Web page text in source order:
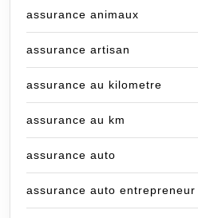
assurance animaux
assurance artisan
assurance au kilometre
assurance au km
assurance auto
assurance auto entrepreneur